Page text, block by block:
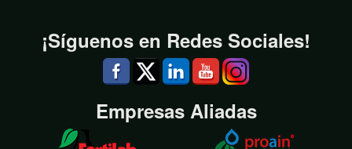
¡Síguenos en Redes Sociales!
Empresas Aliadas